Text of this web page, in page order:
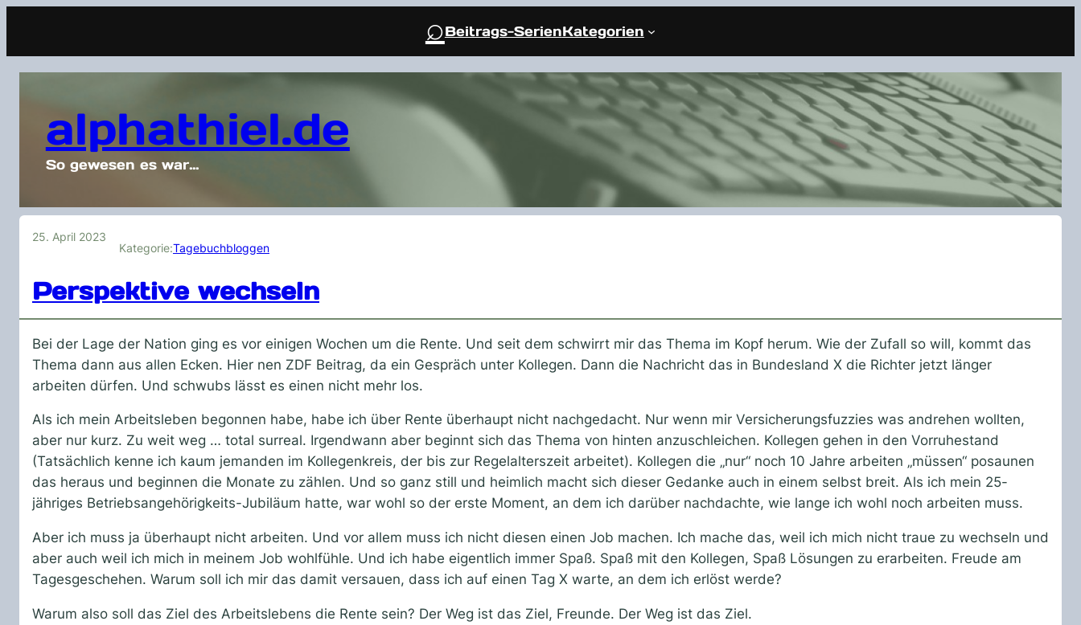
⌕Beitrags-SerienKategorien
alphathiel.de
So gewesen es war…
25. April 2023
Kategorie:Tagebuchbloggen
Perspektive wechseln
Bei der Lage der Nation ging es vor einigen Wochen um die Rente. Und seit dem schwirrt mir das Thema im Kopf herum. Wie der Zufall so will, kommt das
Thema dann aus allen Ecken. Hier nen ZDF Beitrag, da ein Gespräch unter Kollegen. Dann die Nachricht das in Bundesland X die Richter jetzt länger
arbeiten dürfen. Und schwubs lässt es einen nicht mehr los.
Als ich mein Arbeitsleben begonnen habe, habe ich über Rente überhaupt nicht nachgedacht. Nur wenn mir Versicherungsfuzzies was andrehen wollten,
aber nur kurz. Zu weit weg … total surreal. Irgendwann aber beginnt sich das Thema von hinten anzuschleichen. Kollegen gehen in den Vorruhestand
(Tatsächlich kenne ich kaum jemanden im Kollegenkreis, der bis zur Regelalterszeit arbeitet). Kollegen die „nur“ noch 10 Jahre arbeiten „müssen“ posaunen
das heraus und beginnen die Monate zu zählen. Und so ganz still und heimlich macht sich dieser Gedanke auch in einem selbst breit. Als ich mein 25-
jähriges Betriebsangehörigkeits-Jubiläum hatte, war wohl so der erste Moment, an dem ich darüber nachdachte, wie lange ich wohl noch arbeiten muss.
Aber ich muss ja überhaupt nicht arbeiten. Und vor allem muss ich nicht diesen einen Job machen. Ich mache das, weil ich mich nicht traue zu wechseln und
aber auch weil ich mich in meinem Job wohlfühle. Und ich habe eigentlich immer Spaß. Spaß mit den Kollegen, Spaß Lösungen zu erarbeiten. Freude am
Tagesgeschehen. Warum soll ich mir das damit versauen, dass ich auf einen Tag X warte, an dem ich erlöst werde?
Warum also soll das Ziel des Arbeitslebens die Rente sein? Der Weg ist das Ziel, Freunde. Der Weg ist das Ziel.